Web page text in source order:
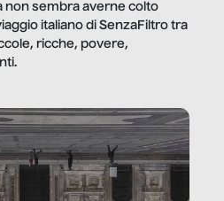
non sembra averne colto
italiano di SenzaFiltro tra
ricche, povere,